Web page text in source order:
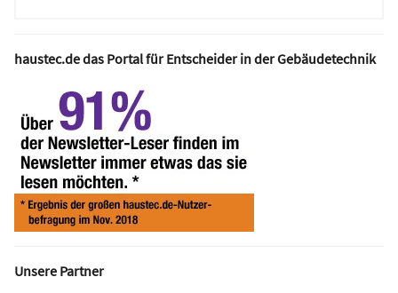
haustec.de das Portal für Entscheider in der Gebäudetechnik
Unsere Partner